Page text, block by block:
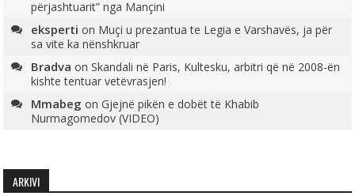
përjashtuarit” nga Mançini
eksperti on Muçi u prezantua te Legia e Varshavës, ja për
sa vite ka nënshkruar
Bradva onSkandali në Paris, Kultesku, arbitri që në 2008-ën
kishte tentuar vetëvrasjen!
Mmabeg onGjejnë pikën e dobët të Khabib
Nurmagomedov (VIDEO)
ARKIVI